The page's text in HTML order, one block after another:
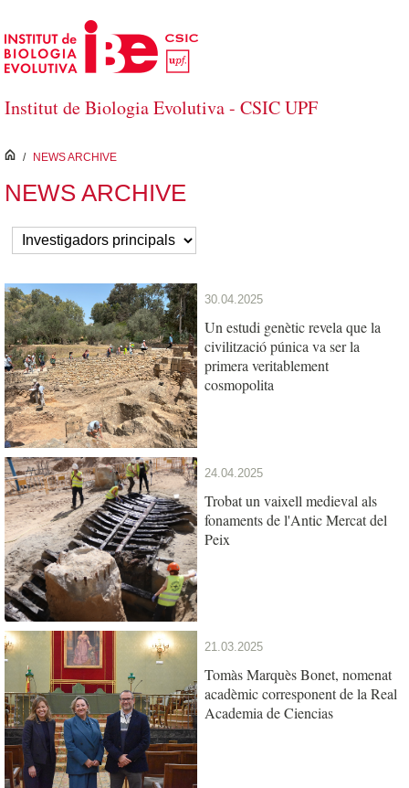
Salta al contingut principal
Institut de Biologia Evolutiva - CSIC UPF
inici
/ NEWS ARCHIVE
NEWS ARCHIVE
30.04.2025
Un estudi genètic revela que la
civilització púnica va ser la
primera veritablement
cosmopolita
24.04.2025
Trobat un vaixell medieval als
fonaments de l'Antic Mercat del
Peix
21.03.2025
Tomàs Marquès Bonet, nomenat
acadèmic corresponent de la Real
Academia de Ciencias